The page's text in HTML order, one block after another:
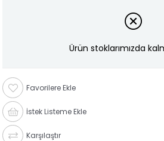
Ürün stoklarımızda
Favorilere Ekle
İstek Listeme Ekle
Karşılaştır